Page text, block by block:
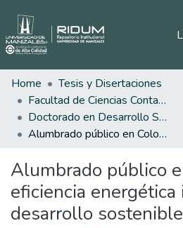
Home
Tesis y Disertaciones
Facultad de Ciencias Contables Económicas y Administrativas
Doctorado en Desarrollo Sostenible
Alumbrado público en Colombia-eficiencia energética iluminando el desarrollo sostenible
Alumbrado público
eficiencia
desarrollo sostenible